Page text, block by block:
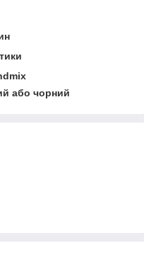
або чорний